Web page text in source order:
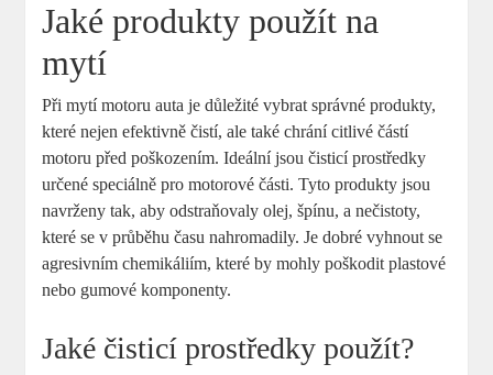
Jaké produkty použít na
mytí
Při mytí motoru auta je důležité vybrat správné produkty,
které nejen efektivně čistí, ale také chrání citlivé částí
motoru před poškozením. Ideální jsou čisticí prostředky
určené speciálně pro motorové části. Tyto produkty jsou
navrženy tak, aby odstraňovaly olej, špínu, a nečistoty,
které se v průběhu času nahromadily. Je dobré vyhnout se
agresivním chemikáliím, které by mohly poškodit plastové
nebo gumové komponenty.
Jaké čisticí prostředky použít?